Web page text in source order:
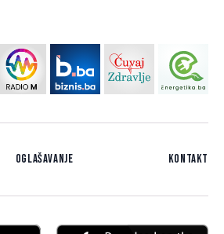
Oglašavanje Kontakt